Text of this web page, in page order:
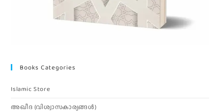
Books Categories
Islamic Store
അഖീദ (വിശ്വാസകാര്യങ്ങള്‍)